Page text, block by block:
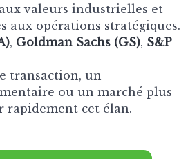
valeurs industrielles et
aux opérations stratégiques.
, Goldman Sachs (GS), S&P
transaction, un
ou un marché plus
rapidement cet élan.